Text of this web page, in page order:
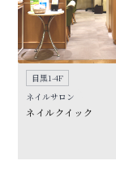
目黒1-4F
ネイルサロン
ネイルクイック